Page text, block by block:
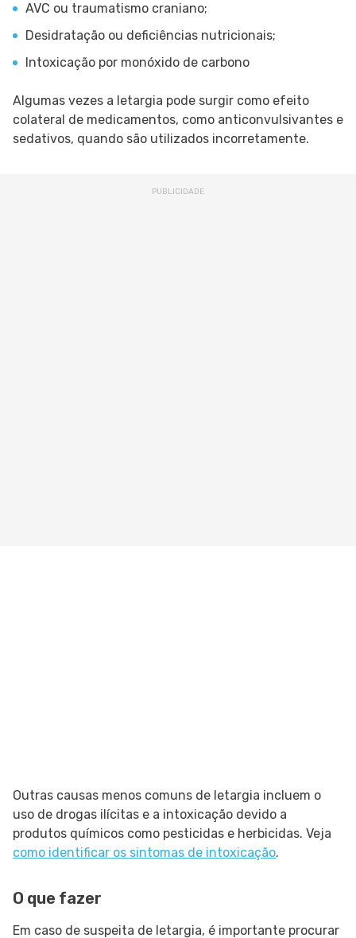
AVC ou traumatismo craniano;
Desidratação ou deficiências nutricionais;
Intoxicação por monóxido de carbono
Algumas vezes a letargia pode surgir como efeito
colateral de medicamentos, como anticonvulsivantes e
sedativos, quando são utilizados incorretamente.
Outras causas menos comuns de letargia incluem o
uso de drogas ilícitas e a intoxicação devido a
produtos químicos como pesticidas e herbicidas. Veja
como identificar os sintomas de intoxicação.
O que fazer
Em caso de suspeita de letargia, é importante procurar